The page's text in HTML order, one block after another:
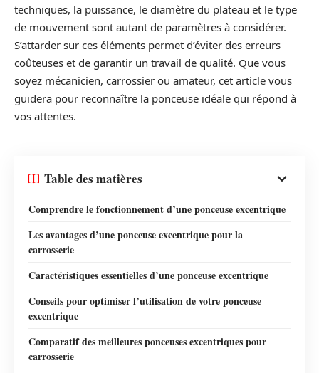
techniques, la puissance, le diamètre du plateau et le type
de mouvement sont autant de paramètres à considérer.
S’attarder sur ces éléments permet d’éviter des erreurs
coûteuses et de garantir un travail de qualité. Que vous
soyez mécanicien, carrossier ou amateur, cet article vous
guidera pour reconnaître la ponceuse idéale qui répond à
vos attentes.
Table des matières
Comprendre le fonctionnement d’une ponceuse excentrique
Les avantages d’une ponceuse excentrique pour la
carrosserie
Caractéristiques essentielles d’une ponceuse excentrique
Conseils pour optimiser l’utilisation de votre ponceuse
excentrique
Comparatif des meilleures ponceuses excentriques pour
carrosserie